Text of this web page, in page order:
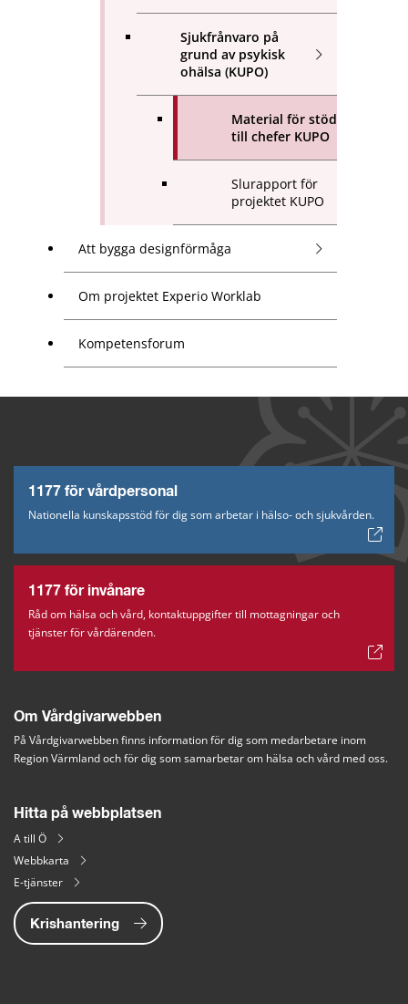
Sjukfrånvaro på
grund av psykisk
ohälsa (KUPO)
Material för stöd
till chefer KUPO
Slurapport för
projektet KUPO
Att bygga designförmåga
Om projektet Experio Worklab
Kompetensforum
1177 för vårdpersonal
Nationella kunskapsstöd för dig som arbetar i hälso- och sjukvården.
1177 för invånare
Råd om hälsa och vård, kontaktuppgifter till mottagningar och
tjänster för vårdärenden.
Om Vårdgivarwebben
På Vårdgivarwebben finns information för dig som medarbetare inom
Region Värmland och för dig som samarbetar om hälsa och vård med oss.
Hitta på webbplatsen
A till Ö
Webbkarta
E-tjänster
Krishantering